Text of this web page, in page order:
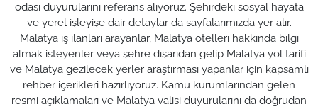
odası duyurularını referans alıyoruz. Şehirdeki sosyal hayata
ve yerel işleyişe dair detaylar da sayfalarımızda yer alır.
Malatya iş ilanları arayanlar, Malatya otelleri hakkında bilgi
almak isteyenler veya şehre dışarıdan gelip Malatya yol tarifi
ve Malatya gezilecek yerler araştırması yapanlar için kapsamlı
rehber içerikleri hazırlıyoruz. Kamu kurumlarından gelen
resmi açıklamaları ve Malatya valisi duyurularını da doğrudan